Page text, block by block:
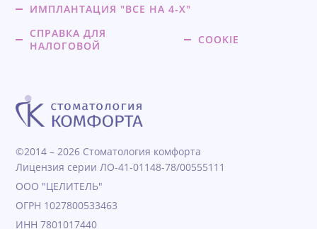
ИМПЛАНТАЦИЯ "ВСЕ НА 4-Х"
СПРАВКА ДЛЯ
НАЛОГОВОЙ
COOKIE
©2014 – 2026 Стоматология комфорта
Лицензия серии ЛО-41-01148-78/00555111
ООО "ЦЕЛИТЕЛЬ"
ОГРН 1027800533463
ИНН 7801017440